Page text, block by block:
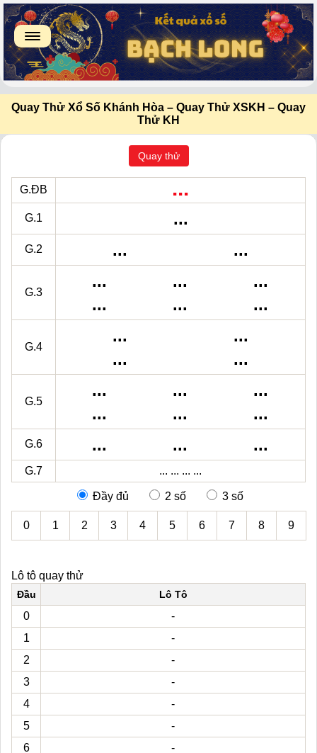
Quay Thử Xổ Số Khánh Hòa – Quay Thử XSKH – Quay
Thử KH
Quay thử
G.ĐB ...
G.1 ...
G.2 ... ...
G.3
... ...
...
...
... ...
G.4
...
...
...
...
G.5
... ...
...
...
... ...
G.6 ... ... ...
G.7 ... ... ... ...
Đầy đủ 2 số 3 số
0 1 2 3 4 5 6 7 8 9
Lô tô quay thử
Đầu Lô Tô
0
-
1
-
2
-
3
-
4
-
5
-
6
-